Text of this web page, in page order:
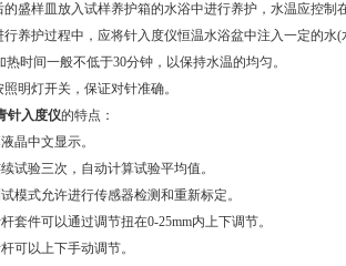
样皿放入试样养护箱的水浴中进行养护，水温应控制
护过程中，应将针入度仪恒温水浴盆中注入一定的水(
时间一般不低于30分钟，以保持水温的均匀。
灯开关，保证对针准确。
针入度仪的特点：
中文显示。
验三次，自动计算试验平均值。
式允许进行传感器检测和重新标定。
件可以通过调节扭在0-25mm内上下调节。
以上下手动调节。